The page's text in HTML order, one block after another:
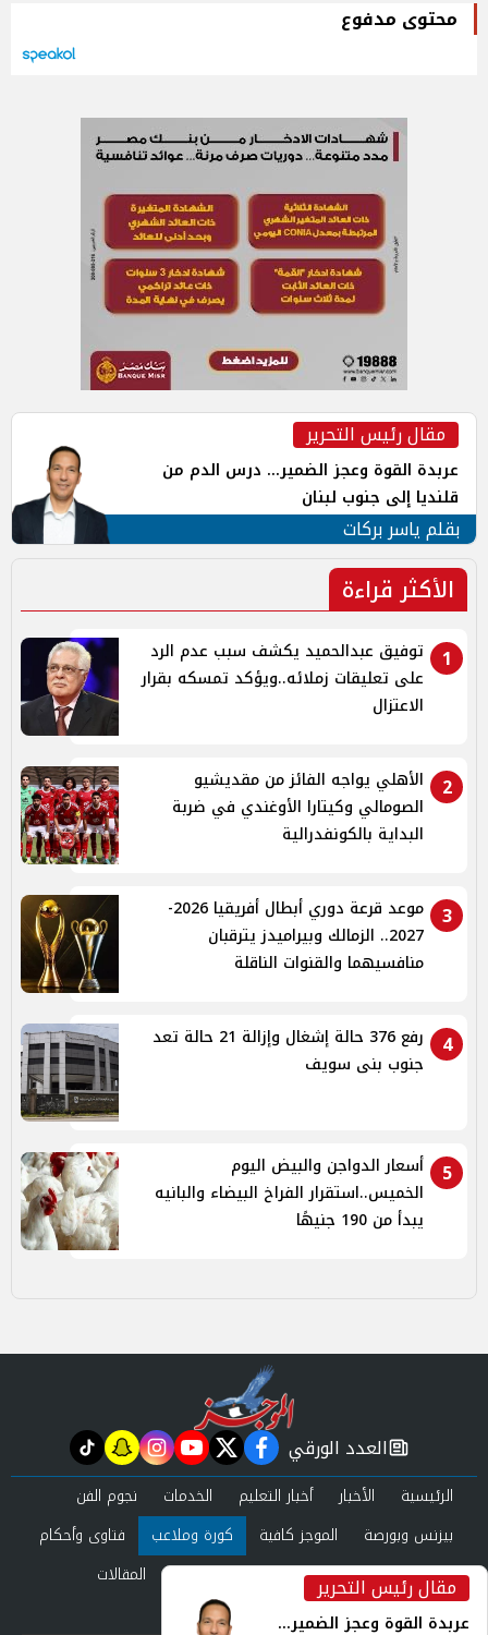
محتوى مدفوع
مقال رئيس التحرير
عربدة القوة وعجز الضمير... درس الدم من
قلنديا إلى جنوب لبنان
بقلم ياسر بركات
الأكثر قراءة
1
توفيق عبدالحميد يكشف سبب عدم الرد
على تعليقات زملائه..ويؤكد تمسكه بقرار
الاعتزال
2
الأهلي يواجه الفائز من مقديشيو
الصومالي وكيتارا الأوغندي في ضربة
البداية بالكونفدرالية
3
موعد قرعة دوري أبطال أفريقيا 2026-
2027.. الزمالك وبيراميدز يترقبان
منافسيهما والقنوات الناقلة
4
رفع 376 حالة إشغال وإزالة 21 حالة تعد
جنوب بنى سويف
5
أسعار الدواجن والبيض اليوم
الخميس..استقرار الفراخ البيضاء والبانيه
يبدأ من 190 جنيهًا
مقال رئيس التحرير
عربدة القوة وعجز الضمير...
newspaper
العدد الورقي facebook
twitter
youtube
instagram
snapchat
tiktok
الرئيسية الأخبار أخبار التعليم الخدمات
نجوم الفن
بيزنس وبورصة
الموجز كافية كورة وملاعب
فتاوى وأحكام
صحة وجمال
عرب وعالم حوادث ومحاكم
المقالات
العدد الورقي